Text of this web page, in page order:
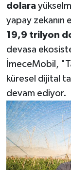
dolara
yapay zekanın
19,9 trilyon
devasa
İmeceMobil,
küresel dijital
devam ediyor.